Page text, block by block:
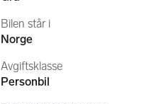
Bilen står i
Norge
Avgiftsklasse
Personbil